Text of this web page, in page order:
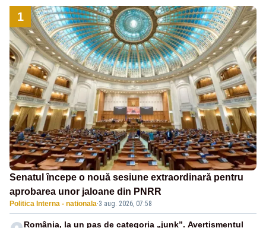
1
Senatul începe o nouă sesiune extraordinară pentru
aprobarea unor jaloane din PNRR
Politica Interna - nationala·3 aug. 2026, 07:58
România, la un pas de categoria „junk”. Avertismentul